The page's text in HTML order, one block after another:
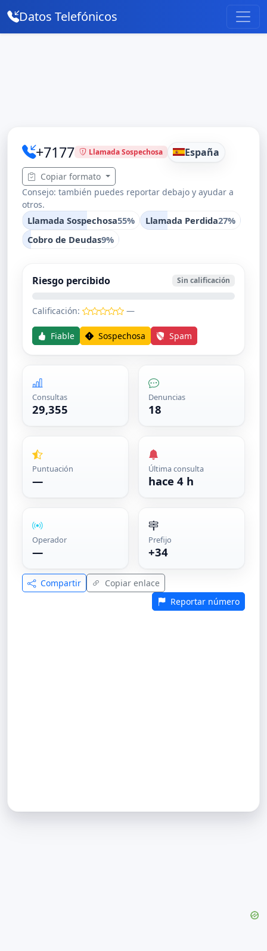
Datos Telefónicos
+7177 Llamada Sospechosa España
Copiar formato
Consejo: también puedes reportar debajo y ayudar a
otros.
Llamada Sospechosa55% Llamada Perdida27%
Cobro de Deudas9%
Riesgo percibido Sin calificación
Calificación: —
Fiable Sospechosa Spam
Consultas
29,355
Denuncias
18
Puntuación
—
Última consulta
hace 4 h
Operador
—
Prefijo
+34
Compartir
Copiar enlace
Reportar número